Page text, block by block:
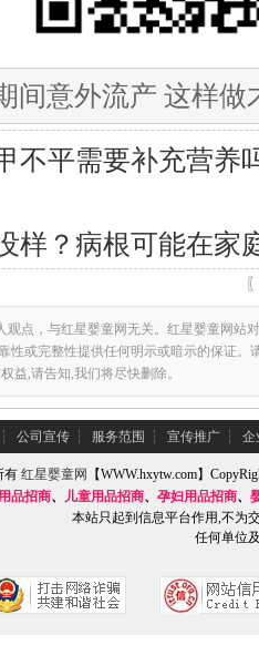
间意外流产 这样做
不平需要补充营养
样？病根可能在家
点，与红星婴童网无关。红星婴童网站
性或完整性提供任何明示或暗示的保证。
益,请告知,我们将尽快删除。
┆ 公司宣传 ┆ 服务范围 ┆ 宣传推广 ┆ 企
有红星婴童网
【WWW.hxytw.com】
品招商、 儿童用品招商、 孕妇用品招商、
本站只起到信息平台作用,不为
任何单位